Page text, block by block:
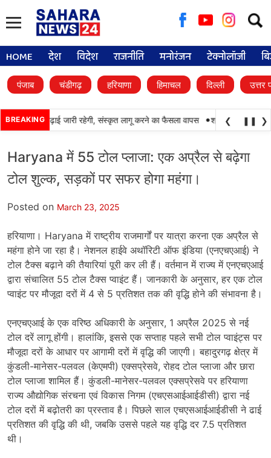
for:
HOME देश विदेश राजनीति मनोरंजन टेक्नोलॉजी
पंजाब चंडीगढ़ हरियाणा हिमाचल दिल्ली उत्तर
BREAKING
में पंजाबी की पढ़ाई जारी रहेगी, संस्कृत लागू करने का फैसला वापस • श्री गुरु हरिकृष्ण
❮ ❚❚ ❯
Haryana में 55 टोल प्लाजा: एक अप्रैल से बढ़ेगा
टोल शुल्क, सड़कों पर सफर होगा महंगा।
Posted on March 23, 2025
हरियाणा। Haryana में राष्ट्रीय राजमार्गों पर यात्रा करना एक अप्रैल से
महंगा होने जा रहा है। नेशनल हाईवे अथॉरिटी ऑफ इंडिया (एनएचएआई) ने
टोल टैक्स बढ़ाने की तैयारियां पूरी कर ली हैं। वर्तमान में राज्य में एनएचएआई
द्वारा संचालित 55 टोल टैक्स प्वाइंट हैं। जानकारी के अनुसार, हर एक टोल
प्वाइंट पर मौजूदा दरों में 4 से 5 प्रतिशत तक की वृद्धि होने की संभावना है।
एनएचएआई के एक वरिष्ठ अधिकारी के अनुसार, 1 अप्रैल 2025 से नई
टोल दरें लागू होंगी। हालांकि, इससे एक सप्ताह पहले सभी टोल प्वाइंट्स पर
मौजूदा दरों के आधार पर आगामी दरों में वृद्धि की जाएगी। बहादुरगढ़ क्षेत्र में
कुंडली-मानेसर-पलवल (केएमपी) एक्सप्रेसवे, रोहद टोल प्लाजा और छारा
टोल प्लाजा शामिल हैं। कुंडली-मानेसर-पलवल एक्सप्रेसवे पर हरियाणा
राज्य औद्योगिक संरचना एवं विकास निगम (एचएसआईआईडीसी) द्वारा नई
टोल दरों में बढ़ोतरी का प्रस्ताव है। पिछले साल एचएसआईआईडीसी ने ढाई
प्रतिशत की वृद्धि की थी, जबकि उससे पहले यह वृद्धि दर 7.5 प्रतिशत
थी।